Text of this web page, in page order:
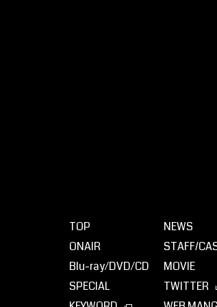
TOP NEWS
ONAIR
STAFF/
Blu-ray⁄DVD⁄CD
MOVIE
SPECIAL
TWITTER